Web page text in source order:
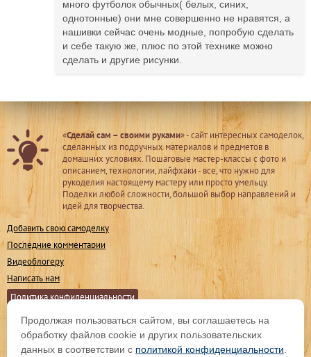
много футболок обычных( белых, синих,
однотонные) они мне совершенно не нравятся, а
нашивки сейчас очень модные, попробую сделать
и себе такую же, плюс по этой технике можно
сделать и другие рисунки.
«Сделай сам – своими руками» - сайт интересных самоделок,
сделанных из подручных материалов и предметов в
домашних условиях. Пошаговые мастер-классы с фото и
описанием, технологии, лайфхаки - все, что нужно для
рукоделия настоящему мастеру или просто умельцу.
Поделки любой сложности, большой выбор направлений и
идей для творчества.
Добавить свою самоделку
Последние комментарии
Видеоблогеру
Написать нам
Политика конфиденциальности
Мы в соц. сетях
Продолжая пользоваться сайтом, вы соглашаетесь на
обработку файлов cookie и других пользовательских
данных в соответствии с политикой конфиденциальности